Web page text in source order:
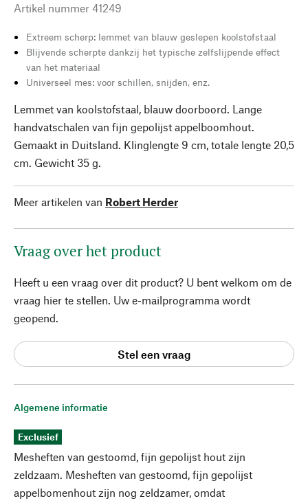
Algemene informatie
Exclusief
Mesheften van gestoomd, fijn gepolijst hout zijn
zeldzaam. Mesheften van gestoomd, fijn gepolijst
appelbomenhout zijn nog zeldzamer, omdat
Artikel nummer 41249
Extreem scherp: lemmet van blauw geslepen koolstofstaal
Blijvende scherpte dankzij het typische zelfslijpende effect
van het materiaal
Universeel mes: voor schillen, snijden, enz.
Lemmet van koolstofstaal, blauw doorboord. Lange
handvatschalen van fijn gepolijst appelboomhout.
Gemaakt in Duitsland. Klinglengte 9 cm, totale lengte 20,5
cm. Gewicht 35 g.
Meer artikelen van Robert Herder
Vraag over het product
Heeft u een vraag over dit product? U bent welkom om de
vraag hier te stellen. Uw e-mailprogramma wordt
geopend.
Stel een vraag